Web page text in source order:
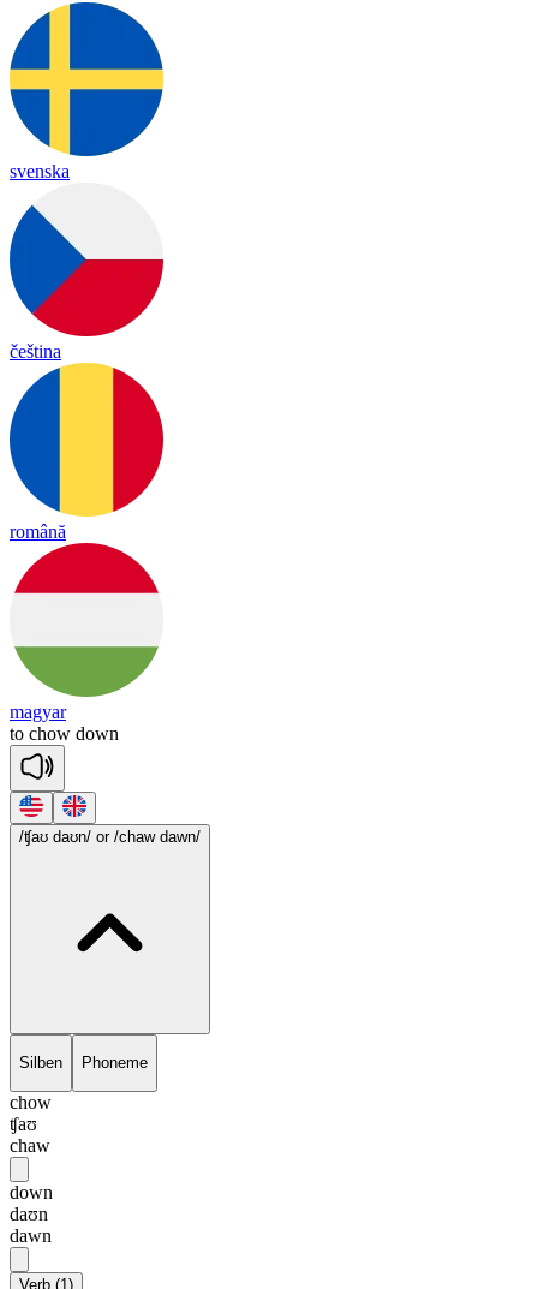
svenska
čeština
română
magyar
to chow down
/ʧaʊ daʊn/ or /chaw dawn/
Silben Phoneme
chow
ʧaʊ
chaw
down
daʊn
dawn
Verb (1)